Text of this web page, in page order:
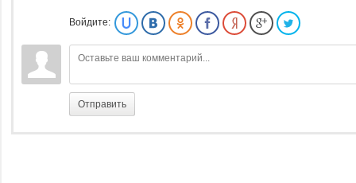
Войдите:
Отправить